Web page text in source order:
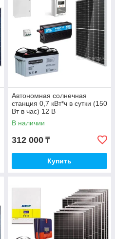
Автономная солнечная
станция 0,7 кВт*ч в сутки (150
Вт в час) 12 В
В наличии
312 000 ₸
Купить